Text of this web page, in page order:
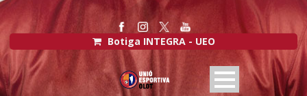
Botiga INTEGRA - UEO